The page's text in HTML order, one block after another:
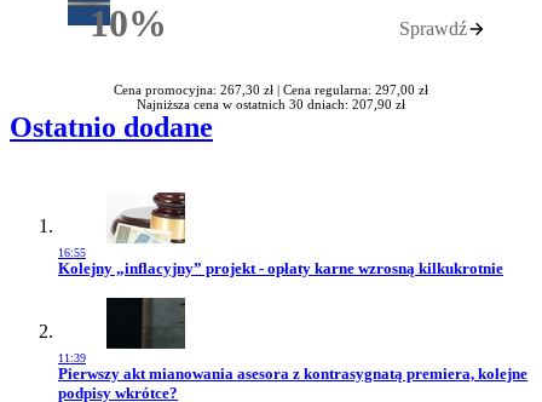
10%Rabatu Sprawdź
Cena promocyjna: 267,30 zł | Cena regularna: 297,00 zł
Najniższa cena w ostatnich 30 dniach: 207,90 zł
Ostatnio dodane
16:55
Przejdź do artykułu:
Kolejny „inflacyjny” projekt - opłaty karne wzrosną kilkukrotnie
11:39
Przejdź do artykułu:
Pierwszy akt mianowania asesora z kontrasygnatą premiera, kolejne
podpisy wkrótce?